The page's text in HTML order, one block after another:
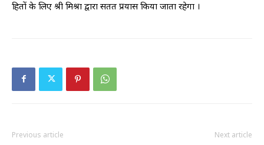
हितों के लिए श्री मिश्रा द्वारा सतत प्रयास किया जाता रहेगा ।
Previous article Next article